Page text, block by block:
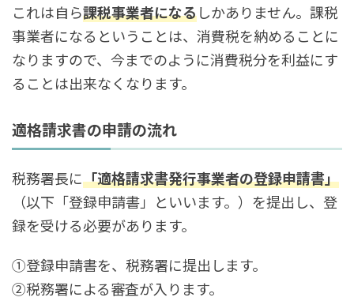
これは自ら課税事業者になるしかありません。課税
事業者になるということは、消費税を納めることに
なりますので、今までのように消費税分を利益にす
ることは出来なくなります。
適格請求書の申請の流れ
税務署長に「適格請求書発行事業者の登録申請書」
（以下「登録申請書」といいます。）を提出し、登
録を受ける必要があります。
①登録申請書を、税務署に提出します。
②税務署による審査が入ります。